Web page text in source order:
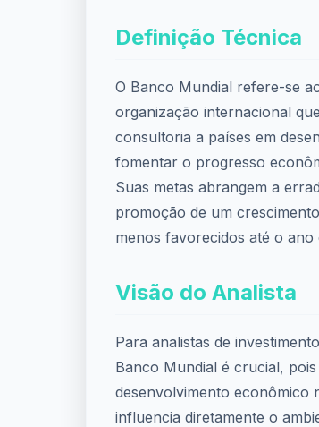
Definição Técnica
O Banco Mundial refere-se
organização internacional
consultoria a países em
fomentar o progresso
Suas metas abrangem a
promoção de um
menos favorecidos até o ano
Visão do Analista
Para analistas de
Banco Mundial é crucial,
desenvolvimento econômico
influencia diretamente o